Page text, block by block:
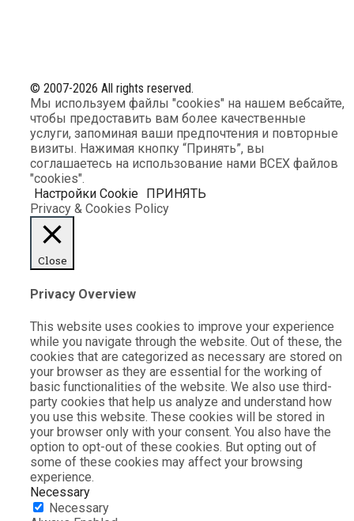
© 2007-2026 All rights reserved.
Мы используем файлы "cookies" на нашем вебсайте,
чтобы предоставить вам более качественные
услуги, запоминая ваши предпочтения и повторные
визиты. Нажимая кнопку “Принять”, вы
соглашаетесь на использование нами ВСЕХ файлов
"cookies".
Настройки Cookie
ПРИНЯТЬ
Privacy & Cookies Policy
Close
Privacy Overview
This website uses cookies to improve your experience
while you navigate through the website. Out of these, the
cookies that are categorized as necessary are stored on
your browser as they are essential for the working of
basic functionalities of the website. We also use third-
party cookies that help us analyze and understand how
you use this website. These cookies will be stored in
your browser only with your consent. You also have the
option to opt-out of these cookies. But opting out of
some of these cookies may affect your browsing
experience.
Necessary
Necessary